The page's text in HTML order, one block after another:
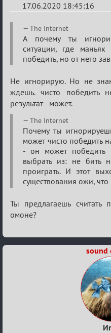
17.06.2020 18:45:16
Re:
Семейный
кубок
The Internet
А почему ты
ситуации, где
победить, но от него
Не игнорирую. Но не
ждешь. чисто победить
результат - может.
The Internet
Почему ты
может чисто победить
- он может победить
выбрать из: не бить
проиграть. И этот
существования ожи,
Ты предлагаешь считать
омоне?
sound